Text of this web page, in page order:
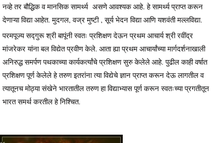
नव्हे तर बौद्धिक व मानसिक सामर्थ्य असणे आवश्यक आहे. हे सामर्थ्य प्राप्त करून
देणाऱ्या विद्या आहेत. मुदगल, वज्र मुष्टी , सूर्य भेदन विद्या आणि यशवंती मल्लविद्या.
परमपूज्य सद्गुरू श्री बापूंनी स्वतः प्रशिक्षण देऊन प्रथम आचार्य श्री रवींद्र
मांजरेकर यांना बल विद्येत प्रवीण केले. आता ह्या प्रथम आचार्यांच्या मार्गदर्शनाखाली
अनिरुद्ध समर्पण पथकाच्या कार्यकर्त्यांचे प्रशिक्षण सुरु केलेले आहे. पुढील काही वर्षात
प्रशिक्षण पूर्ण केलेले हे तरुण इतरांना त्या विद्येचे ज्ञान प्राप्त करून देऊ लागतील व
त्यातूनच मोठ्या संखेने भारतातील तरुण हा विद्याभ्यास पूर्ण करून स्वतःच्या प्रगतीतून
भारत समर्थ करतील हे निश्चित.